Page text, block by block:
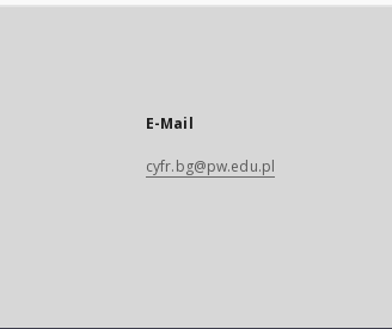
E-Mail
cyfr.bg@pw.edu.pl